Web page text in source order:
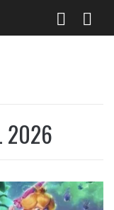
2026